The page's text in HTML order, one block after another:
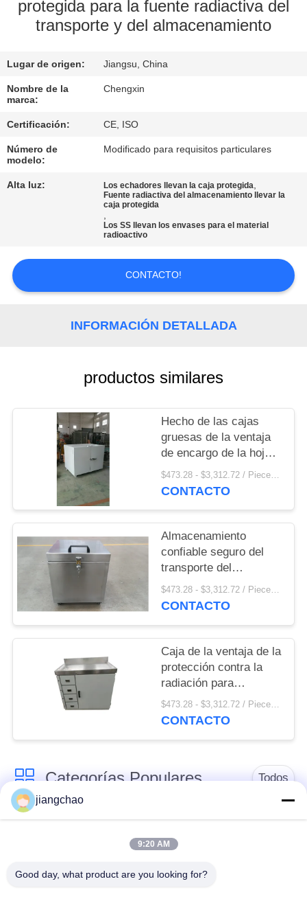
CONTROL
CALIDAD
ÉNTRENOS
EN
CONTACTO
CON
CASOS
PRIVACY
POLICY
protegida para la fuente radiactiva del
transporte y del almacenamiento
Lugar de origen: Jiangsu, China
Nombre de la
marca:
Chengxin
Certificación: CE, ISO
Número de
modelo:
Modificado para requisitos particulares
Alta luz: Los echadores llevan la caja protegida,
Fuente radiactiva del almacenamiento llevar la
caja protegida
,
Los SS llevan los envases para el material
radioactivo
CONTACTO!
INFORMACIÓN DETALLADA
productos similares
Hecho de las cajas
gruesas de la ventaja
de encargo de la hoja
de ventaja de 10m m
con 4 echadores en
$473.28 - $3,312.72 / Pieces MOQ:1 pedazo/pedazo
CONTACTO
Almacenamiento
confiable seguro del
transporte del
radioisótopo de la caja
de las ventajas que
$473.28 - $3,312.72 / Pieces MOQ:1 pedazo/pedazo
CONTACTO
Caja de la ventaja de la
protección contra la
radiación para
almacenar las drogas
radiactivas o los
$473.28 - $3,312.72 / Pieces MOQ:1 pedazo/pedazo
CONTACTO
Categorías Populares Todos
Ventaja que protege
Ventaja que protege
ladrillos
Puerta de la
jiangchao
9:20 AM
Good day, what product are you looking for?